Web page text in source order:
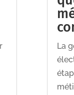
La